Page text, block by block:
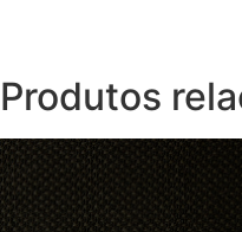
Produtos